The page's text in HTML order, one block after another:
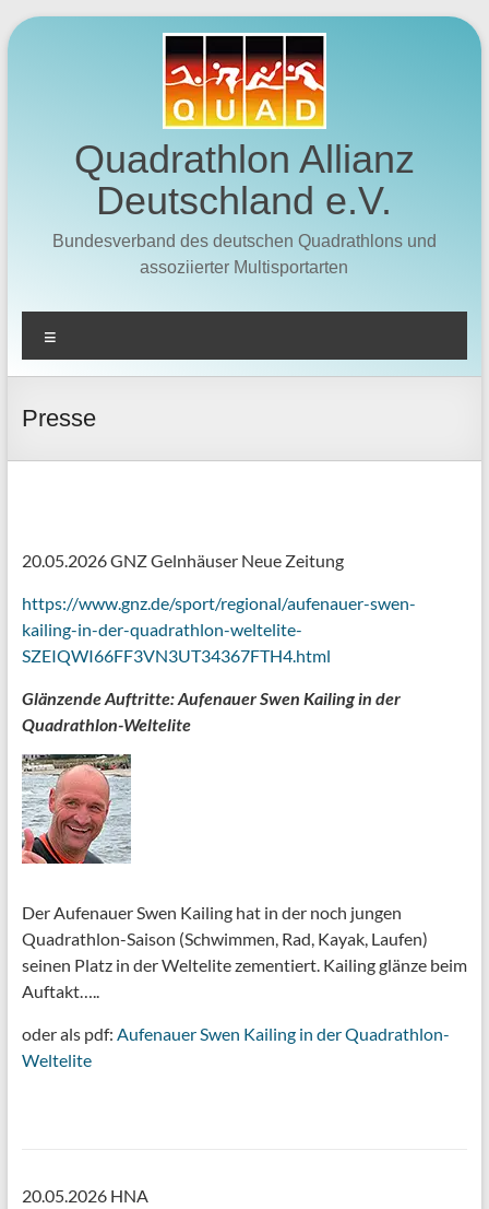
Zum
Inhalt
Quadrathlon Allianz
Deutschland e.V.
Bundesverband des deutschen Quadrathlons und
assoziierter Multisportarten
Presse
20.05.2026 GNZ Gelnhäuser Neue Zeitung
https://www.gnz.de/sport/regional/aufenauer-swen-
kailing-in-der-quadrathlon-weltelite-
SZEIQWI66FF3VN3UT34367FTH4.html
Glänzende Auftritte:Aufenauer Swen Kailing in der
Quadrathlon-Weltelite
Der Aufenauer Swen Kailing hat in der noch jungen
Quadrathlon-Saison (Schwimmen, Rad, Kayak, Laufen)
seinen Platz in der Weltelite zementiert. Kailing glänze beim
Auftakt…..
oder als pdf: Aufenauer Swen Kailing in der Quadrathlon-
Weltelite
20.05.2026 HNA